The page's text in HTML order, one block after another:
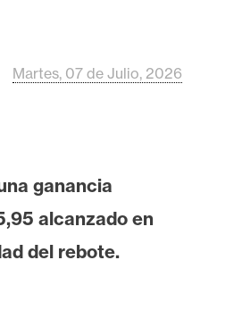
Martes, 07 de Julio, 2026
ganancia
alcanzado en
del rebote.